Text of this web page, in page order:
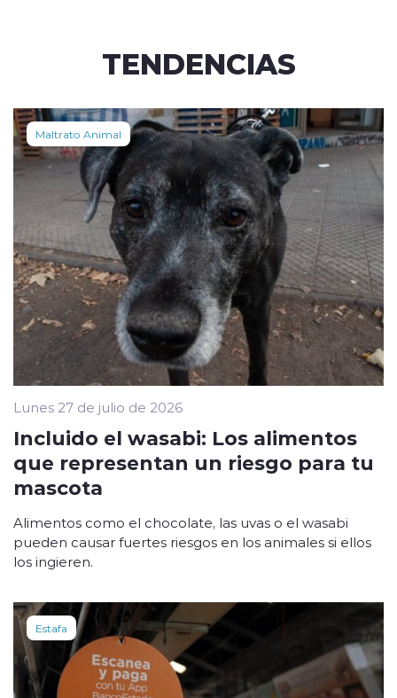
TENDENCIAS
Maltrato Animal
Lunes 27 de julio de 2026
Incluido el wasabi: Los alimentos
que representan un riesgo para tu
mascota
Alimentos como el chocolate, las uvas o el wasabi
pueden causar fuertes riesgos en los animales si ellos
los ingieren.
Estafa